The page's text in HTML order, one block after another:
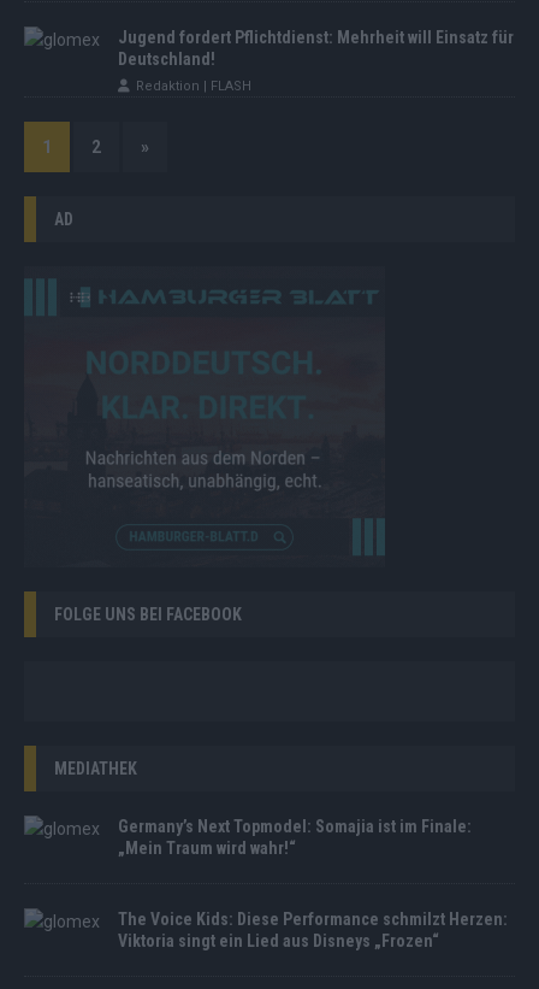
Jugend fordert Pflichtdienst: Mehrheit will Einsatz für
Deutschland!
Redaktion | FLASH
1 2 »
AD
FOLGE UNS BEI FACEBOOK
MEDIATHEK
Germany’s Next Topmodel: Somajia ist im Finale:
„Mein Traum wird wahr!“
The Voice Kids: Diese Performance schmilzt Herzen:
Viktoria singt ein Lied aus Disneys „Frozen“